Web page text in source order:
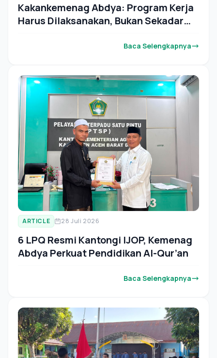
Kakankemenag Abdya: Program Kerja
Harus Dilaksanakan, Bukan Sekadar
Baca Selengkapnya
ARTICLE 28 Juli 2026
6 LPQ Resmi Kantongi IJOP, Kemenag
Abdya Perkuat Pendidikan Al-Qur’an
Baca Selengkapnya